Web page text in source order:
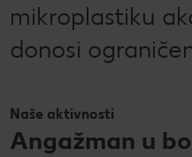
mikroplastiku
donosi
Naše aktivnosti
Angažman u